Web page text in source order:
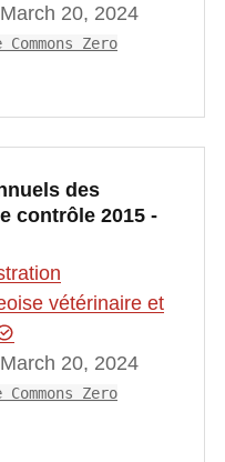
20, 2024
Zero
des
contrôle 2015 -
vétérinaire et
20, 2024
Zero